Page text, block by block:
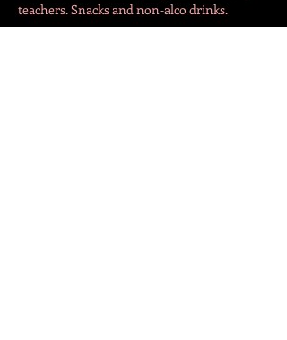
teachers. Snacks and non-alco drinks.